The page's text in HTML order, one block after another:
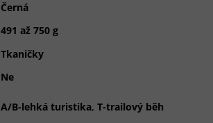
Černá
491 až 750 g
Tkaničky
Ne
A/B-lehká turistika, T-trailový běh